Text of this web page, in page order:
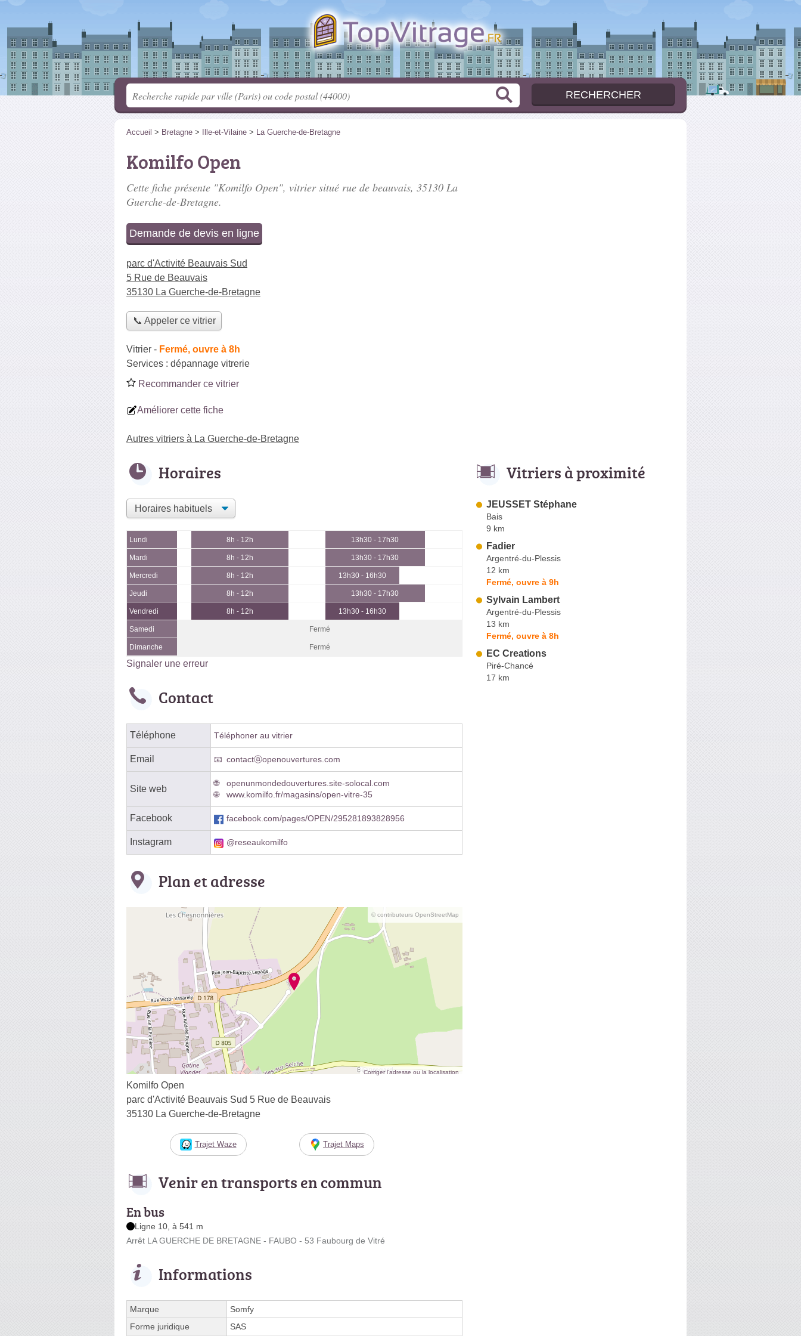
Accueil > Bretagne > Ille-et-Vilaine > La Guerche-de-Bretagne
Komilfo Open
Cette fiche présente "Komilfo Open", vitrier situé rue de beauvais, 35130 La
Guerche-de-Bretagne.
Demande de devis en ligne
parc d'Activité Beauvais Sud
5 Rue de Beauvais
35130 La Guerche-de-Bretagne
📞 Appeler ce vitrier
Vitrier - Fermé, ouvre à 8h
Services : dépannage vitrerie
Recommander ce vitrier
Améliorer cette fiche
Autres vitriers à La Guerche-de-Bretagne
Horaires
Lundi 8h - 12h 13h30 - 17h30
Mardi 8h - 12h 13h30 - 17h30
Mercredi 8h - 12h 13h30 - 16h30
Jeudi 8h - 12h 13h30 - 17h30
Vendredi 8h - 12h 13h30 - 16h30
Samedi Fermé
Dimanche Fermé
Signaler une erreur
Contact
Téléphone Téléphoner au vitrier
Email contactⓐopenouvertures.com
Site web
openunmondedouvertures.site-solocal.com
www.komilfo.fr/magasins/open-vitre-35
Facebook facebook.com/pages/OPEN/295281893828956
Instagram @reseaukomilfo
Plan et adresse
© contributeurs OpenStreetMap
Corriger l’adresse ou la localisation
Komilfo Open
parc d'Activité Beauvais Sud 5 Rue de Beauvais
35130 La Guerche-de-Bretagne
Trajet Waze Trajet Maps
Venir en transports en commun
En bus
Ligne 10, à 541 m
Arrêt LA GUERCHE DE BRETAGNE - FAUBO - 53 Faubourg de Vitré
Informations
Marque
Somfy
Forme juridique
SAS
Vitriers à proximité
JEUSSET Stéphane
Bais
9 km
Fadier
Argentré-du-Plessis
12 km
Fermé, ouvre à 9h
Sylvain Lambert
Argentré-du-Plessis
13 km
Fermé, ouvre à 8h
EC Creations
Piré-Chancé
17 km